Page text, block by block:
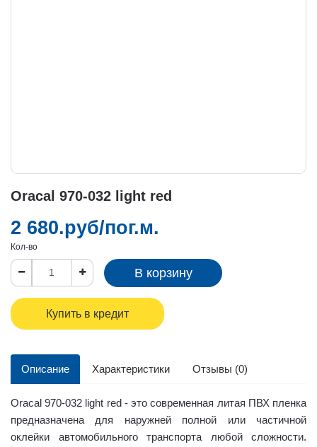
Oracal 970-032 light red
2 680.руб/пог.м.
Кол-во
В корзину
Купить в кредит
Описание Характеристики Отзывы (0)
Oracal 970-032 light red - это современная литая ПВХ пленка
предназначена для наружней полной или частичной
оклейки автомобильного транспорта любой сложности.